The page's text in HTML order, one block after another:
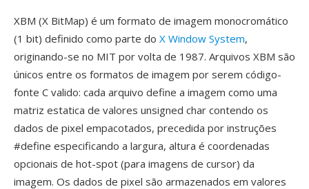
XBM (X BitMap) é um formato de imagem monocromático
(1 bit) definido como parte do X Window System,
originando-se no MIT por volta de 1987. Arquivos XBM são
únicos entre os formatos de imagem por serem código-
fonte C valido: cada arquivo define a imagem como uma
matriz estatica de valores unsigned char contendo os
dados de pixel empacotados, precedida por instruções
#define especificando a largura, altura é coordenadas
opcionais de hot-spot (para imagens de cursor) da
imagem. Os dados de pixel são armazenados em valores